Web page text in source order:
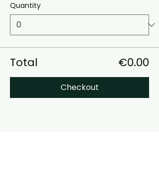
Quantity
Total €0.00
Checkout